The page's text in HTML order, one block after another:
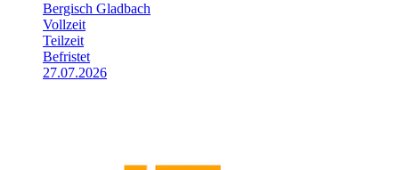
Bergisch Gladbach
Vollzeit
Teilzeit
Befristet
27.07.2026